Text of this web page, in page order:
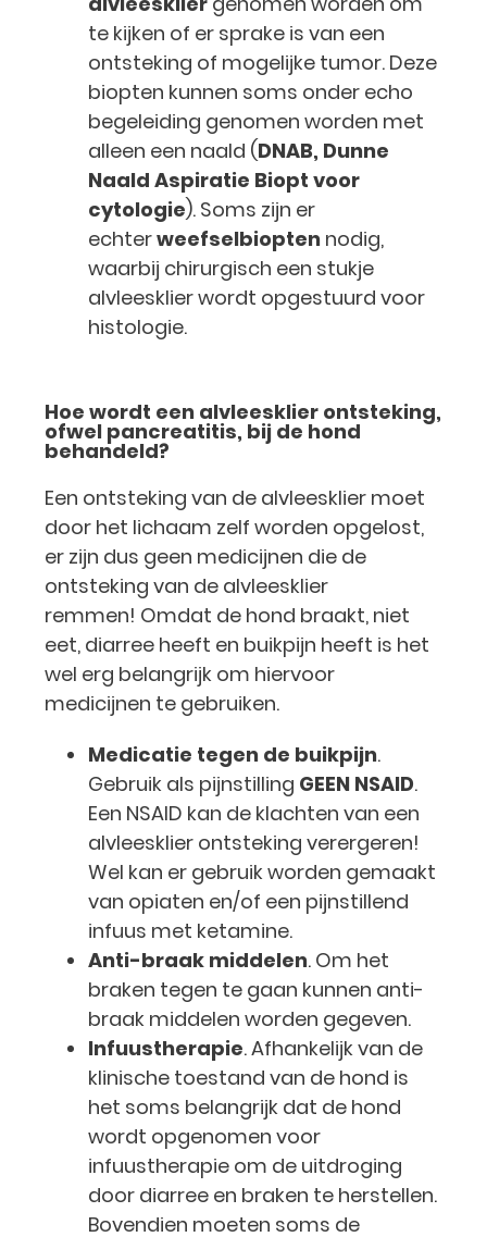
te kijken of er sprake is van een
ontsteking of mogelijke tumor. Deze
biopten kunnen soms onder echo
begeleiding genomen worden met
alleen een naald (DNAB, Dunne
Naald Aspiratie Biopt voor
cytologie). Soms zijn er
echterweefselbiopten nodig,
waarbij chirurgisch een stukje
alvleesklier wordt opgestuurd voor
histologie.
Hoe wordt een alvleesklier ontsteking,
ofwel pancreatitis, bij de hond
behandeld?
Een ontsteking van de alvleesklier moet
door het lichaam zelf worden opgelost,
er zijn dus geen medicijnen die de
ontsteking van de alvleesklier
remmen! Omdat de hond braakt, niet
eet, diarree heeft en buikpijn heeft is het
wel erg belangrijk om hiervoor
medicijnen te gebruiken.
Medicatie tegen de buikpijn.
Gebruik als pijnstilling GEEN NSAID.
Een NSAID kan de klachten van een
alvleesklier ontsteking verergeren!
Wel kan er gebruik worden gemaakt
van opiaten en/of een pijnstillend
infuus met ketamine.
Anti-braak middelen. Om het
braken tegen te gaan kunnen anti-
braak middelen worden gegeven.
Infuustherapie. Afhankelijk van de
klinische toestand van de hond is
het soms belangrijk dat de hond
wordt opgenomen voor
infuustherapie om de uitdroging
door diarree en braken te herstellen.
Bovendien moeten soms de